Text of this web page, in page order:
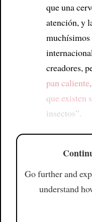
que una
atención, y
muchísimos
creadores,
pan caliente,
que existen
insectos”.
Go further and
understand